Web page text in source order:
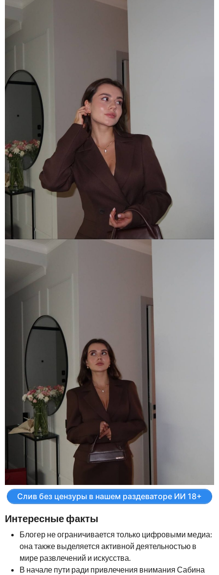
Слив без цензуры в нашем раздеваторе ИИ 18+
Интересные факты
Блогер не ограничивается только цифровыми медиа:
она также выделяется активной деятельностью в
мире развлечений и искусства.
В начале пути ради привлечения внимания Сабина